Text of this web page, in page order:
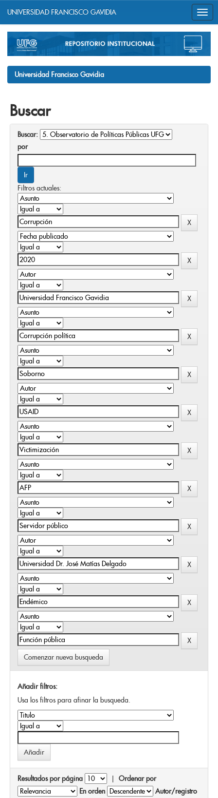
navigation
UNIVERSIDAD FRANCISCO GAVIDIA
Universidad Francisco Gavidia
Buscar
Buscar:
por
Filtros actuales:
Comenzar nueva busqueda
Añadir filtros:
Usa los filtros para afinar la busqueda.
Resultados por página | Ordenar por
En orden
Autor/registro